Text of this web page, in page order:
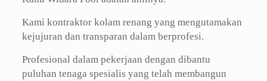
Kami kontraktor kolam renang yang mengutamakan
kejujuran dan transparan dalam berprofesi.
Profesional dalam pekerjaan dengan dibantu
puluhan tenaga spesialis yang telah membangun